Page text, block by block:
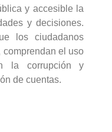
y accesible la
y decisiones.
los ciudadanos
el uso
la corrupción y
de cuentas.